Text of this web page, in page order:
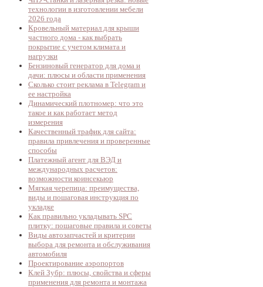
технологии в изготовлении мебели
2026 года
Кровельный материал для крыши
частного дома - как выбрать
покрытие с учетом климата и
нагрузки
Бензиновый генератор для дома и
дачи: плюсы и области применения
Сколько стоит реклама в Telegram и
ее настройка
Динамический плотномер: что это
такое и как работает метод
измерения
Качественный трафик для сайта:
правила привлечения и проверенные
способы
Платежный агент для ВЭД и
международных расчетов:
возможности коинсекьюр
Мягкая черепица: преимущества,
виды и пошаговая инструкция по
укладке
Как правильно укладывать SPC
плитку: пошаговые правила и советы
Виды автозапчастей и критерии
выбора для ремонта и обслуживания
автомобиля
Проектирование аэропортов
Клей Зубр: плюсы, свойства и сферы
применения для ремонта и монтажа